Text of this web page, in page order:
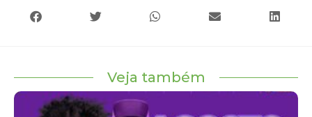
Veja também